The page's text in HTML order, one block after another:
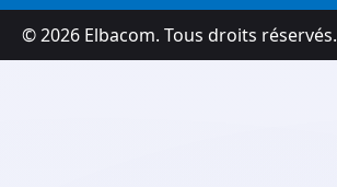
© 2026 Elbacom. Tous droits réservés.